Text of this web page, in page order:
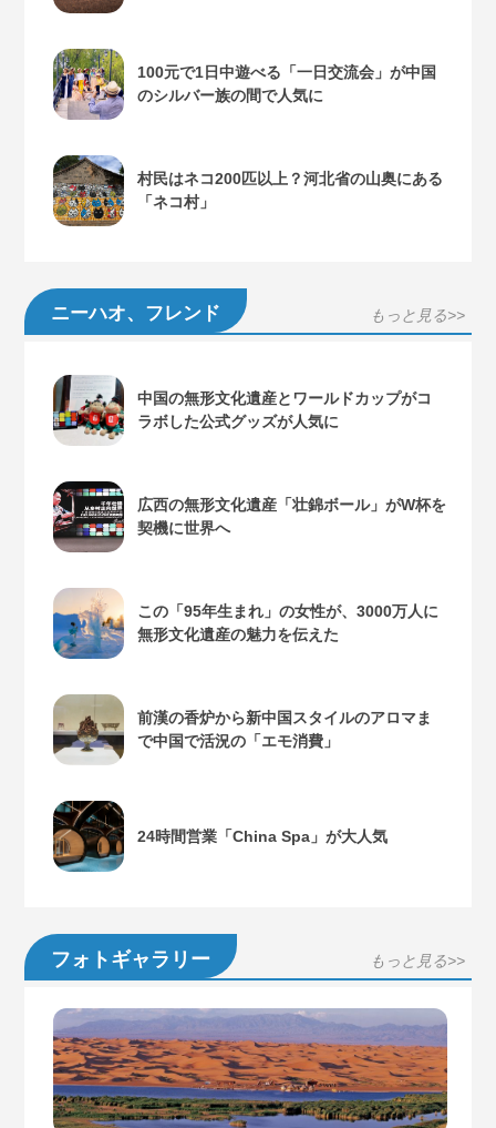
100元で1日中遊べる「一日交流会」が中国
のシルバー族の間で人気に
村民はネコ200匹以上？河北省の山奥にある
「ネコ村」
ニーハオ、フレンド もっと見る>>
中国の無形文化遺産とワールドカップがコ
ラボした公式グッズが人気に
広西の無形文化遺産「壮錦ボール」がW杯を
契機に世界へ
この「95年生まれ」の女性が、3000万人に
無形文化遺産の魅力を伝えた
前漢の香炉から新中国スタイルのアロマま
で中国で活況の「エモ消費」
24時間営業「China Spa」が大人気
フォトギャラリー もっと見る>>